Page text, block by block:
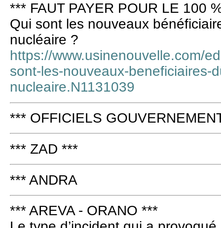
*** FAUT PAYER POUR LE 100
Qui sont les nouveaux
nucléaire ?
https://www.usinenouvelle.com/
sont-les-nouveaux-beneficiaires-
nucleaire.N1131039
*** OFFICIELS
*** ZAD ***
*** ANDRA
*** AREVA - ORANO ***